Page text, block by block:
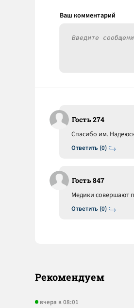
Гость 274
Ответить (0)
Спасибо им.
Гость 847
Ответить (0)
Медики совершают
Рекомендуем
вчера в 08:01